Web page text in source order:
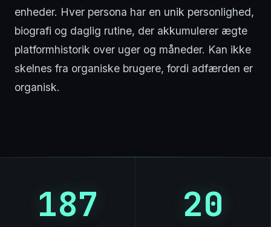
enheder. Hver persona har en unik personlighed,
biografi og daglig rutine, der akkumulerer ægte
platformhistorik over uger og måneder. Kan ikke
skelnes fra organiske brugere, fordi adfærden er
organisk.
187 20